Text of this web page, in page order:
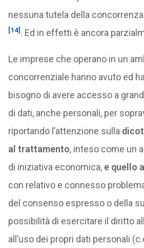
nessuna tutela della concorrenza
[14] . Ed in effetti è ancora
Le imprese che operano in un
concorrenziale hanno avuto ed
bisogno di avere accesso a
di dati, anche personali, per
riportando l’attenzione sulla
al trattamento, inteso come un
di iniziativa economica, e quello
con relativo e connesso
del consenso espresso o della
possibilità di esercitare il diritto
all’uso dei propri dati personali